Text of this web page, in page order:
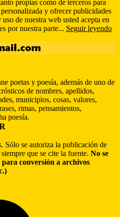
propias como de terceros para
y ofrecer publicidades
de nuestra web usted acepta en
por nuestra parte... Seguir leyendo
poetas y poesía, además de uno de
de nombres, apellidos,
municipios, cosas, valores,
rimas, pensamientos,
poesía.
Sólo se autoriza la publicación de
que se cite la fuente. No se
conversión a archivos